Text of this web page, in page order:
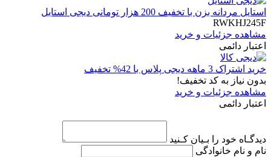
استایل مردانه بزن با تخفیف 200 هزار تومانی دیجی استایل
RWKHJ245F
مشاهده جزئیات و خرید
اعتبار دائمی
خرید اشتراک 3 ماهه دیجی پلاس با 42% تخفیف
بدون نیاز به کد تخفیف!
مشاهده جزئیات و خرید
اعتبار دائمی
دیدگـاه خود را بـیان کـنید
نام و نام خانوادگی